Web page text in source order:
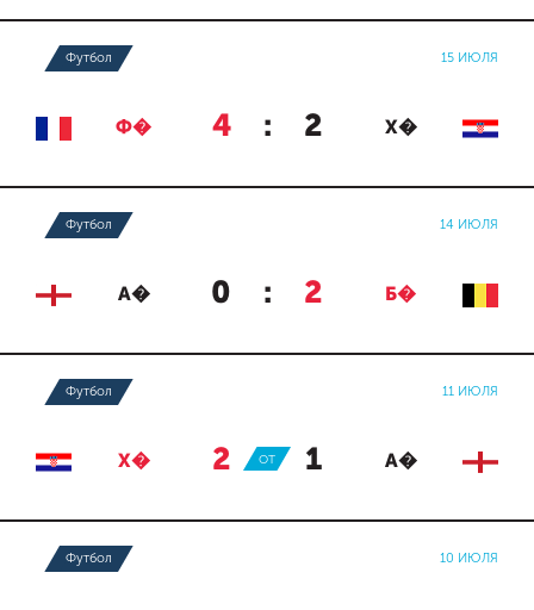
Футбол 15 ИЮЛЯ
Ф� 4 : 2 Х�
Футбол 14 ИЮЛЯ
А� 0 : 2 Б�
Футбол 11 ИЮЛЯ
Х� 2 : 1 А�
ОТ
Футбол 10 ИЮЛЯ